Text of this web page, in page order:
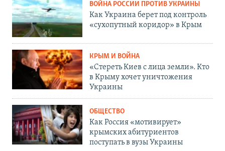
ВОЙНА РОССИИ ПРОТИВ УКРАИНЫ
Как Украина берет под контроль
«сухопутный коридор» в Крым
КРЫМ И ВОЙНА
«Стереть Киев с лица земли». Кто
в Крыму хочет уничтожения
Украины
ОБЩЕСТВО
Как Россия «мотивирует»
крымских абитуриентов
поступать в вузы Украины